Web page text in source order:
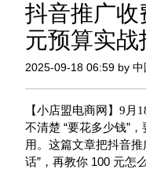
抖音推广收
元预算实战
2025-09-18 06:59 by
【小店盟电商网 】9月
不清楚 “要花多少钱”
用。这篇文章把抖音
话” ，再教你 100 元怎